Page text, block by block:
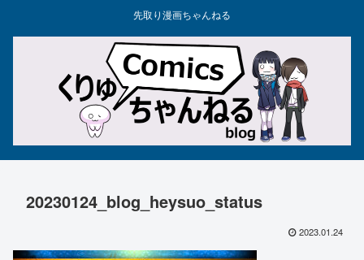
先取り漫画ちゃんねる
20230124_blog_heysuo_status
2023.01.24